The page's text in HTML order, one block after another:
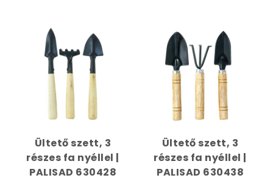
Ültető szett, 3
részes fa nyéllel |
PALISAD 630428
Ültető szett, 3
részes fa nyéllel |
PALISAD 630438